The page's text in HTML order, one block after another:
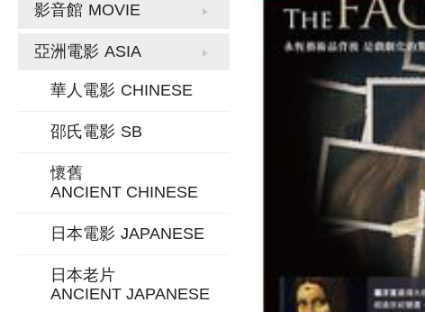
影音館 MOVIE
亞洲電影 ASIA
華人電影 CHINESE
邵氏電影 SB
懷舊
ANCIENT CHINESE
日本電影 JAPANESE
日本老片
ANCIENT JAPANESE